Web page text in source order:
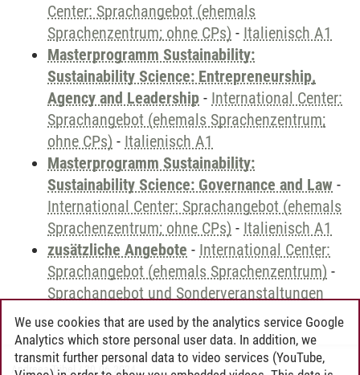
Center: Sprachangebot (ehemals
Sprachenzentrum; ohne CPs) - Italienisch A1
Masterprogramm Sustainability:
Sustainability Science: Entrepreneurship,
Agency and Leadership - International Center:
Sprachangebot (ehemals Sprachenzentrum;
ohne CPs) - Italienisch A1
Masterprogramm Sustainability:
Sustainability Science: Governance and Law -
International Center: Sprachangebot (ehemals
Sprachenzentrum; ohne CPs) - Italienisch A1
zusätzliche Angebote - International Center:
Sprachangebot (ehemals Sprachenzentrum) -
Sprachangebot und Sonderveranstaltungen
Andreea Tribel 30.06.2024
We use cookies that are used by the analytics service Google
Analytics which store personal user data. In addition, we
transmit further personal data to video services (YouTube,